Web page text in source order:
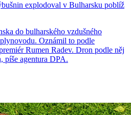
explodoval v Bulharsku poblíž
do bulharského vzdušného
Oznámil to podle
Rumen Radev. Dron podle něj
píše agentura DPA.